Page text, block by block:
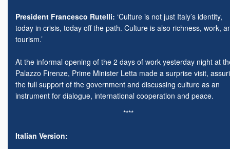
President Francesco Rutelli: ‘Culture is not just Italy’s identity,
today in crisis, today off the path. Culture is also richness, work,
tourism.’
At the informal opening of the 2 days of work yesterday night at
Palazzo Firenze, Prime Minister Letta made a surprise visit,
the full support of the government and discussing culture as an
instrument for dialogue, international cooperation and peace.
****
Italian Version: